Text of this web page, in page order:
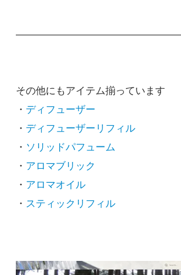
その他にもアイテム揃っています
・ ディフューザー
・ ディフューザーリフィル
・ ソリッドパフューム
・ アロマブリック
・ アロマオイル
・ スティックリフィル
5,500円(税込)
フォーカス
ウェイク
5,500円(税込)
フォーカス